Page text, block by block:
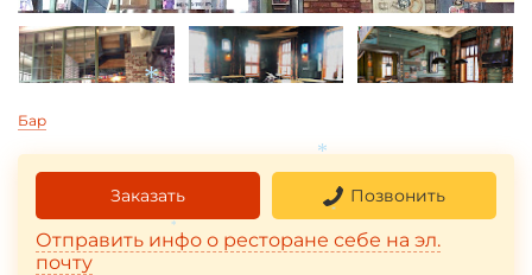
Бар
Заказать Позвонить
Отправить инфо о ресторане себе на эл.
почту
*
*
*